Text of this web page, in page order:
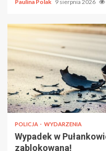
Paulina Polak 9 sierpnia 2026
POLICJA WYDARZENIA
Wypadek w
zablokowana!